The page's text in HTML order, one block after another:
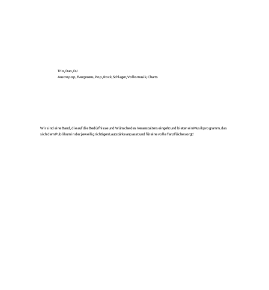
Trio, Duo, DJ
Austropop, Evergreens, Pop, Rock, Schlager, Volksmusik, Charts
Wir sind eine Band, die auf die Bedürfnisse und Wünsche des Veranstalters eingeht und bieten ein Musikprogramm, das
sich dem Publikum in der jeweilig richtigen Lautstärke anpasst und für eine volle Tanzfläche sorgt!